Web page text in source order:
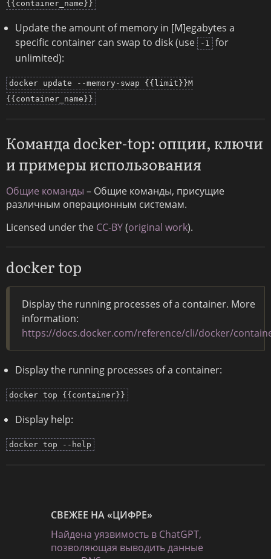
{{container_name}}
Update the amount of memory in [M]egabytes a
specific container can swap to disk (use
-1
for
unlimited):
docker update --memory-swap {{limit}}M
{{container_name}}
Команда docker-top: опции, ключи
и примеры использования
Общие команды – Общие команды, присущие
различным операционным системам.
Licensed under the CC-BY(original work).
docker top
Display the running processes of a container. More
information:
https://docs.docker.com/reference/cli/docker/
Display the running processes of a container:
docker top {{container}}
Display help:
docker top --help
СВЕЖЕЕ НА «ЦИФРЕ»
Найдена уязвимость в ChatGPT,
позволяющая выводить данные